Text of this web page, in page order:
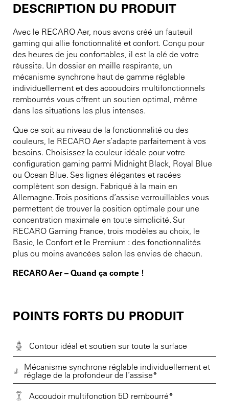
DESCRIPTION DU PRODUIT
Avec le RECARO Aer, nous avons créé un fauteuil
gaming qui allie fonctionnalité et confort. Conçu pour
des heures de jeu confortables, il est la clé de votre
réussite. Un dossier en maille respirante, un
mécanisme synchrone haut de gamme réglable
individuellement et des accoudoirs multifonctionnels
rembourrés vous offrent un soutien optimal, même
dans les situations les plus intenses.
Que ce soit au niveau de la fonctionnalité ou des
couleurs, le RECARO Aer s’adapte parfaitement à vos
besoins. Choisissez la couleur idéale pour votre
configuration gaming parmi Midnight Black, Royal Blue
ou Ocean Blue. Ses lignes élégantes et racées
complètent son design. Fabriqué à la main en
Allemagne. Trois positions d’assise verrouillables vous
permettent de trouver la position optimale pour une
concentration maximale en toute simplicité. Sur
RECARO Gaming France, trois modèles au choix, le
Basic, le Confort et le Premium : des fonctionnalités
plus ou moins avancées selon les envies de chacun.
RECARO Aer – Quand ça compte !
POINTS FORTS DU PRODUIT
Contour idéal et soutien sur toute la surface
Mécanisme synchrone réglable individuellement et
réglage de la profondeur de l’assise*
Accoudoir multifonction 5D rembourré*